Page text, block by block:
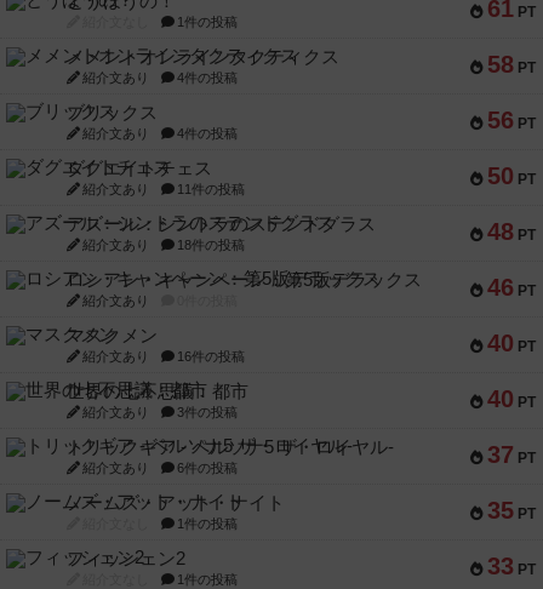
61 PT
1件の投稿
58 PT
メメントオンラインタクティクス
紹介文あり 4件の投稿
56 PT
ブリックス
紹介文あり 4件の投稿
50 PT
ダグエイトチェス
紹介文あり 11件の投稿
48 PT
アズール：シントラのステンドグラス
紹介文あり 18件の投稿
46 PT
ロシアン・キャンペーン：第5版デラックス
紹介文あり
40 PT
マスクメン
紹介文あり 16件の投稿
40 PT
世界の七不思議：都市
紹介文あり 3件の投稿
37 PT
トリックギア - ペルソナ5 ザ・ロイヤル-
紹介文あり 6件の投稿
35 PT
ノームズ・アット・ナイト
1件の投稿
33 PT
フィッシェン2
1件の投稿